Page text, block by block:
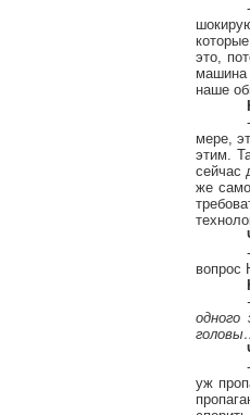
это,
машина
наше
мере,
этим.
сейчас
же
вопрос
уж